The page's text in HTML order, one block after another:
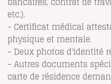
etc.).
- Certificat médical
physique et mentale.
- Deux photos d'identité
- Autres documents
carte de résidence